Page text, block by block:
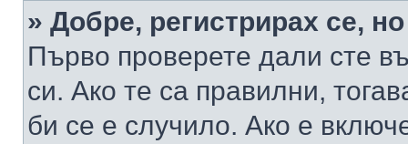
» Добре, регистрирах се,
Първо проверете дали сте
си. Ако те са правилни,
би се е случило. Ако е